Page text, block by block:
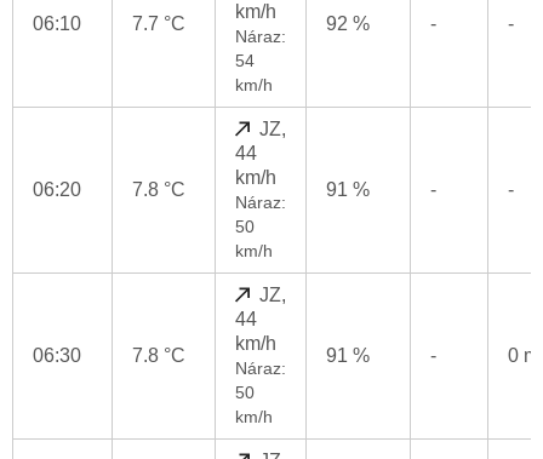
06:10 7.7 °C
km/h
Náraz:
54
km/h
92 % - -
06:20 7.8 °C
JZ,
44
km/h
Náraz:
50
km/h
91 % - -
06:30 7.8 °C
JZ,
44
km/h
Náraz:
50
km/h
91 % - 0